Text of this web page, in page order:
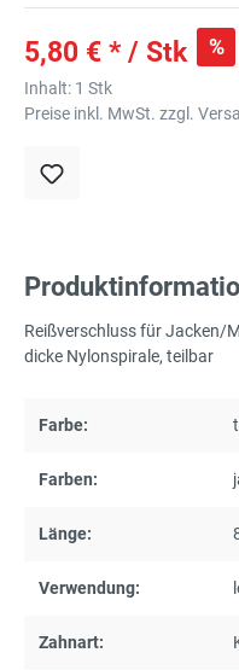
5,80 € * / Stk %
Inhalt: 1 Stk
Preise inkl. MwSt. zzgl.
Reißverschluss für Jacken/
dicke Nylonspirale, teilbar
Farbe:
Farben:
Länge:
Verwendung:
Zahnart: